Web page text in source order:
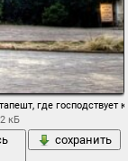
игра в
где господствует
кБ
сохранить